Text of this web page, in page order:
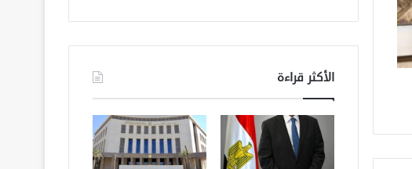
الأكثر قراءة